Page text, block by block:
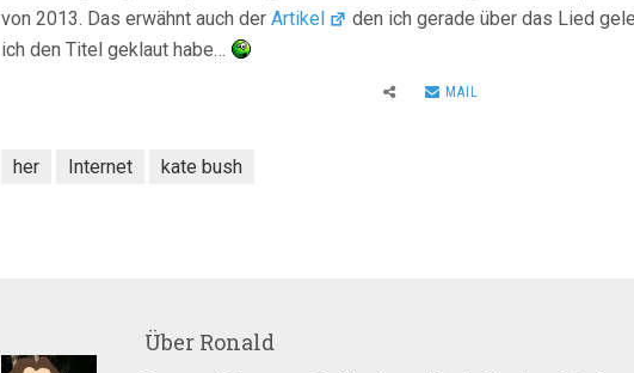
von 2013. Das erwähnt auch der Artikel
den ich gerade über das Lied
ich den Titel geklaut habe…
MAIL
her Internet kate bush
Über Ronald